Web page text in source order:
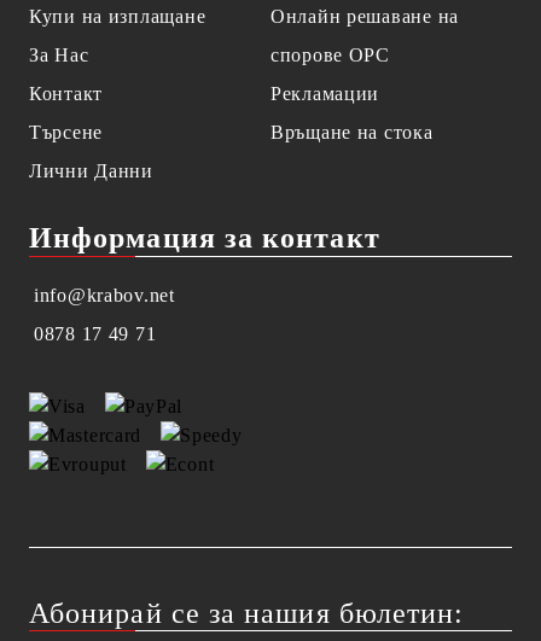
Купи на изплащане
За Нас
Контакт
Търсене
Лични Данни
Онлайн решаване на
спорове OPC
Рекламации
Връщане на стока
Информация за контакт
info@krabov.net
0878 17 49 71
Абонирай се за нашия бюлетин: